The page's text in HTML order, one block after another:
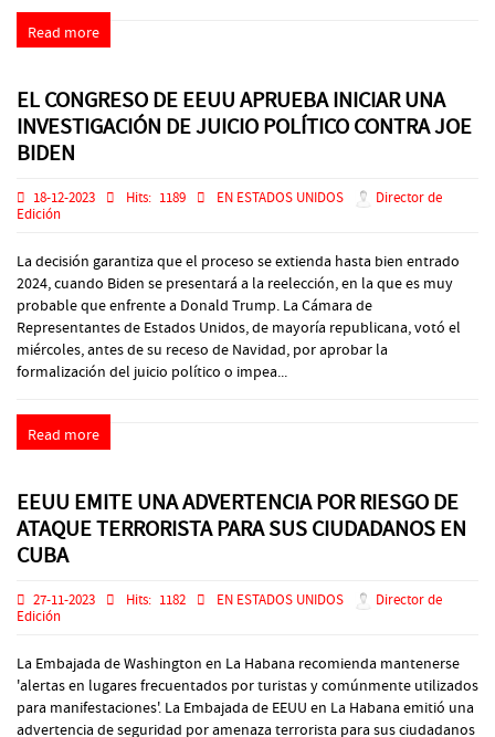
Read more
EL CONGRESO DE EEUU APRUEBA INICIAR UNA
INVESTIGACIÓN DE JUICIO POLÍTICO CONTRA JOE
BIDEN
18-12-2023 Hits: 1189 EN ESTADOS UNIDOS
Director de
Edición
La decisión garantiza que el proceso se extienda hasta bien entrado
2024, cuando Biden se presentará a la reelección, en la que es muy
probable que enfrente a Donald Trump. La Cámara de
Representantes de Estados Unidos, de mayoría republicana, votó el
miércoles, antes de su receso de Navidad, por aprobar la
formalización del juicio político o impea...
Read more
EEUU EMITE UNA ADVERTENCIA POR RIESGO DE
ATAQUE TERRORISTA PARA SUS CIUDADANOS EN
CUBA
27-11-2023 Hits: 1182 EN ESTADOS UNIDOS
Director de
Edición
La Embajada de Washington en La Habana recomienda mantenerse
'alertas en lugares frecuentados por turistas y comúnmente utilizados
para manifestaciones'. La Embajada de EEUU en La Habana emitió una
advertencia de seguridad por amenaza terrorista para sus ciudadanos